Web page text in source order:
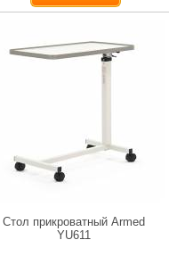
Стол прикроватный Armed
YU611